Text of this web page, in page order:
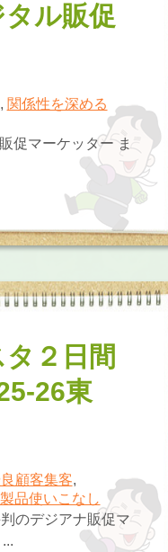
タル販促
, 関係性を深める
促マーケッター ま
２日間
26東
顧客集客,
品使いこなし
のデジアナ販促マ